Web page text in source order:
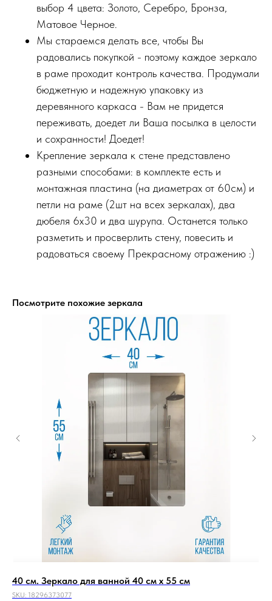
выбор 4 цвета: Золото, Серебро, Бронза,
Матовое Черное.
Мы стараемся делать все, чтобы Вы
радовались покупкой - поэтому каждое зеркало
в раме проходит контроль качества. Продумали
бюджетную и надежную упаковку из
деревянного каркаса - Вам не придется
переживать, доедет ли Ваша посылка в целости
и сохранности! Доедет!
Крепление зеркала к стене представлено
разными способами: в комплекте есть и
монтажная пластина (на диаметрах от 60см) и
петли на раме (2шт на всех зеркалах), два
дюбеля 6х30 и два шурупа. Останется только
разметить и просверлить стену, повесить и
радоваться своему Прекрасному отражению :)
Посмотрите похожие зеркала
40 см. Зеркало для ванной 40 см х 55 см
SKU: 18296373077